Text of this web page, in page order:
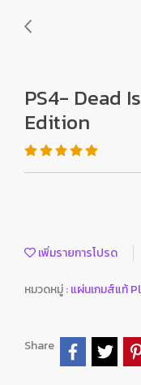
PS4- Dead
Edition
เพิ่มรายการโปรด
หมวดหมู่ :แผ่นเกมส์แท้
Share